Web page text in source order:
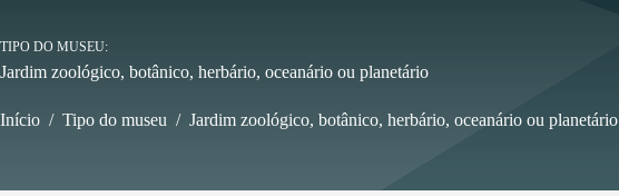
TIPO DO MUSEU
Jardim zoológico, botânico, herbário, oceanário ou planetário
Início / Tipo do museu / Jardim zoológico, botânico, herbário, oceanário ou planetário